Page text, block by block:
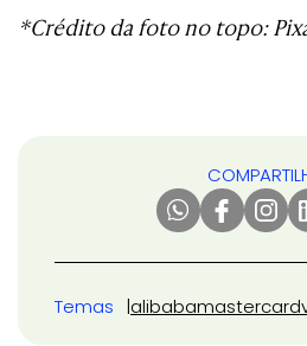
*Crédito da foto no topo:
Temas alibabamastercard